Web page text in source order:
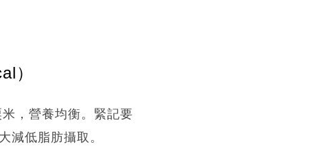
）
，營養均衡。緊記要
減低脂肪攝取。